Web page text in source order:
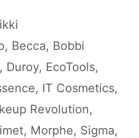
, Becca, Bobbi
, Duroy, EcoTools,
, IT Cosmetics,
Revolution,
, Morphe, Sigma,